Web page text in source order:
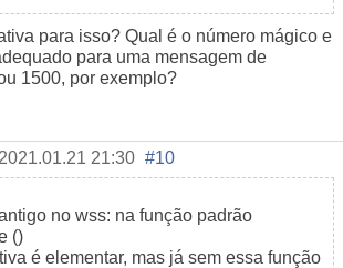
para isso? Qual é o número mágico e
para uma mensagem de
1500, por exemplo?
2021.01.21 21:30 #10
no wss: na função padrão
()
é elementar, mas já sem essa função